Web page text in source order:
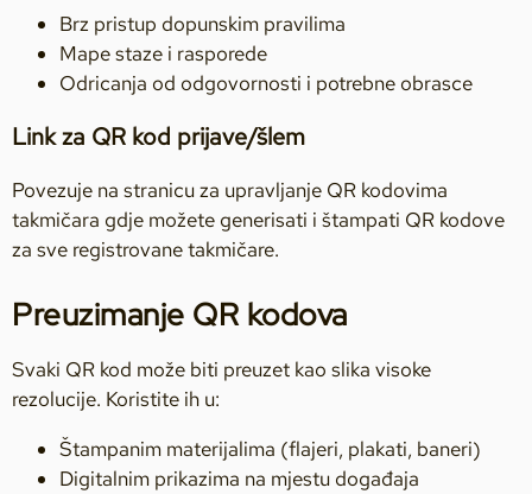
Brz pristup dopunskim pravilima
Mape staze i rasporede
Odricanja od odgovornosti i potrebne obrasce
Link za QR kod prijave/šlem
Povezuje na stranicu za upravljanje QR kodovima
takmičara gdje možete generisati i štampati QR kodove
za sve registrovane takmičare.
Preuzimanje QR kodova
Svaki QR kod može biti preuzet kao slika visoke
rezolucije. Koristite ih u:
Štampanim materijalima (flajeri, plakati, baneri)
Digitalnim prikazima na mjestu događaja